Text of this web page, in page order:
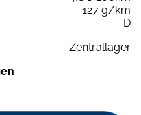
127 g/km
D
Zentrallager